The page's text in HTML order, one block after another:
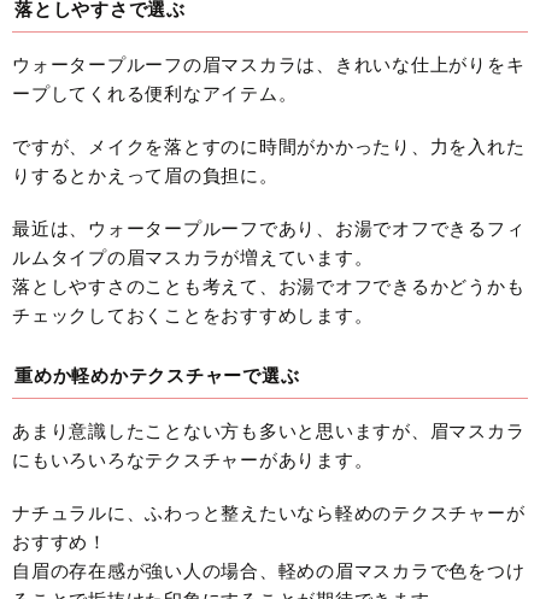
落としやすさで選ぶ
ウォータープルーフの眉マスカラは、きれいな仕上がりをキ
ープしてくれる便利なアイテム。
ですが、メイクを落とすのに時間がかかったり、力を入れた
りするとかえって眉の負担に。
最近は、ウォータープルーフであり、お湯でオフできるフィ
ルムタイプの眉マスカラが増えています。
落としやすさのことも考えて、お湯でオフできるかどうかも
チェックしておくことをおすすめします。
重めか軽めかテクスチャーで選ぶ
あまり意識したことない方も多いと思いますが、眉マスカラ
にもいろいろなテクスチャーがあります。
ナチュラルに、ふわっと整えたいなら軽めのテクスチャーが
おすすめ！
自眉の存在感が強い人の場合、軽めの眉マスカラで色をつけ